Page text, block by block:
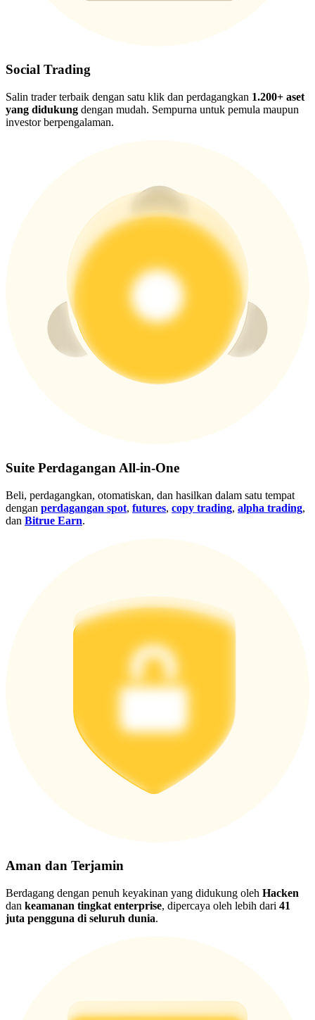
New Listing Futures Fest
Trade New Futures, Win 200,000 USDT
Lebih Banyak Acara
Menangkan Hadiah dan Hadiah Eksklusif
Social Trading
Salin trader terbaik dengan satu klik dan perdagangkan 1.200+ aset
yang didukung dengan mudah. Sempurna untuk pemula maupun
investor berpengalaman.
Suite Perdagangan All-in-One
Beli, perdagangkan, otomatiskan, dan hasilkan dalam satu tempat
dengan perdagangan spot, futures, copy trading, alpha trading,
dan Bitrue Earn.
Aman dan Terjamin
Berdagang dengan penuh keyakinan yang didukung oleh Hacken
dan keamanan tingkat enterprise, dipercaya oleh lebih dari 41
juta pengguna di seluruh dunia.